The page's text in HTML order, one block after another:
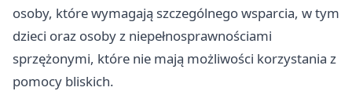
osoby, które wymagają szczególnego wsparcia, w tym
dzieci oraz osoby z niepełnosprawnościami
sprzężonymi, które nie mają możliwości korzystania z
pomocy bliskich.